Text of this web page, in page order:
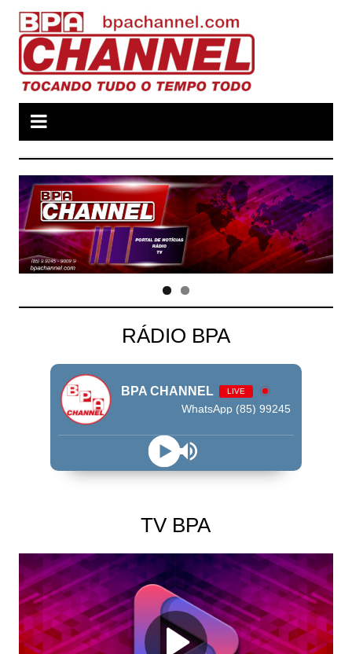
para
conteúdo
RÁDIO BPA
BPA CHANNEL LIVE
WhatsApp (85) 99245 - 9009
TV BPA